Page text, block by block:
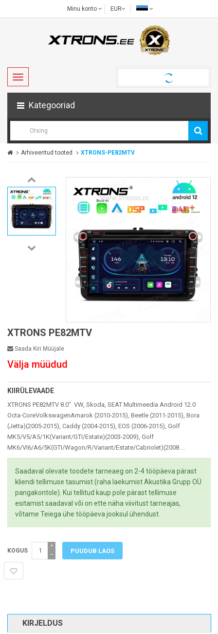
Minu konto EUR
Kategooriad
Arhiveeritud tooted XTRONS-PE82MTV
XTRONS PE82MTV
Saada Kiri Müüjale
Välja müüdud
KIIRÜLEVAADE
XTRONS PE82MTV 8.0" VW, Skoda, SEAT Multimeedia Android 12.0
Octa-CoreVolkswagenAmarok (2010-2015), Beetle (2011-2015), Bora
(Jetta)(2005-2015), Caddy (2004-2015), EOS (2006-2015), Golf
MK5/V5/A5/1K(Variant/GTI/Estate)(2003-2009), Golf
MK6/VI6/A6/5K(GTI/Wagon/R/Variant/Estate/Cabriolet)(2008 ...
Saadaval olevate toodete tarneaeg on 2-4 tööpäeva pärast
kliendi tellimuse tasumist (raha laekumist Akustika Grupp OÜ
pangakontole). Kui tellitud kaup pole pärast tellimuse
esitamist saadaval või on ette näha viivitust tarneajas,
võtame Teiega ühe tööpäeva jooksul ühendust.
KOGUS −
+
KIRJELDUS